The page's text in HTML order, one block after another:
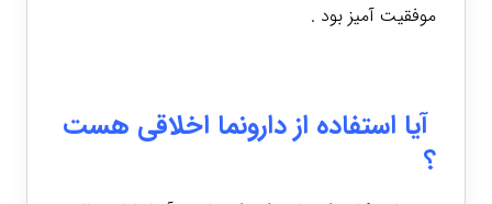
موفقیت آمیز بود .
آیا استفاده از دارونما اخلاقی هست
؟